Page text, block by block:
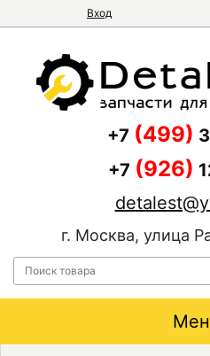
Вход
+7 (499)
+7 (926)
г. Москва, улица